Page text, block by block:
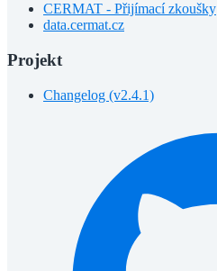
CERMAT - Přijímací zkoušky
data.cermat.cz
Projekt
Changelog (v2.4.1)